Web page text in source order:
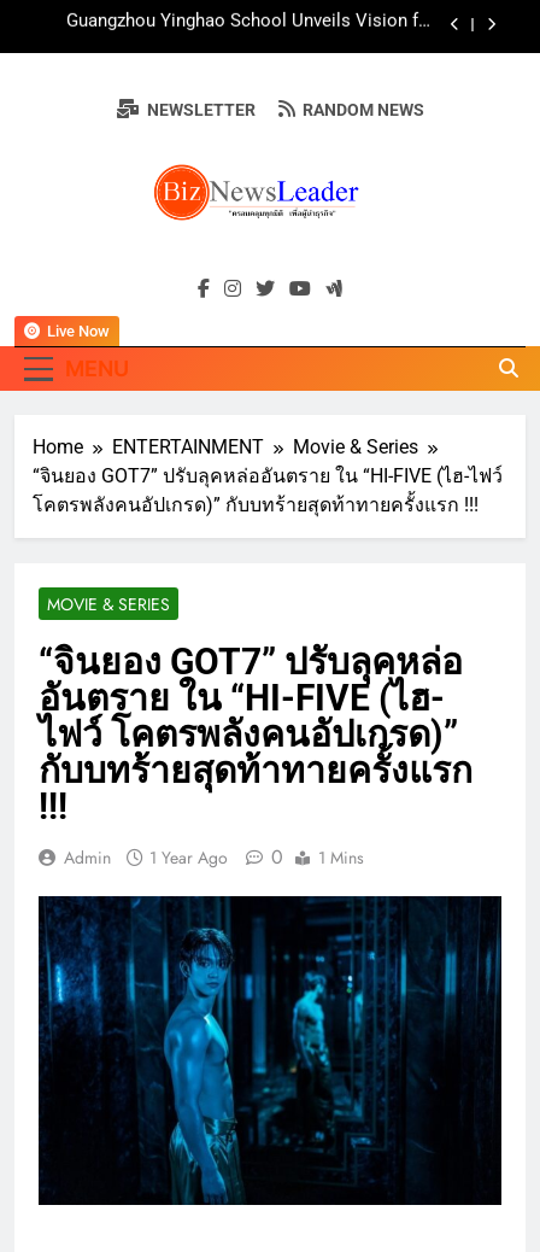
AirAsia X SEE FAH พันธมิตรทางธุรกิจยาวนานกว่า
ทางวิชาการและการตลาดเชิงรุก แนะเคล็ดลับปรับ
ธุรกิจท่องเที่ยวไทย “ขายได้ ขายดี ขายนาน”
สืบสานพุทธศาสนา สร้างสังคมปลอดเหล้า ภายใต้
แนวคิด “90 วัน เก็บแต้มสุขภาพดี สิ่งดีๆ จะเกิดขึ้น”
Guangzhou Yinghao School Unveils Vision for
Future-Ready Education
“ข้าวหน้าไก่ราชวงศ์” พุ่งทะยานสู่น่านฟ้า
ททท. ร่วมมือกับ จุฬาลงกรณ์มหาวิทยาลัย จัดสัมมนา
ธุรกิจท่องเที่ยวไทย “ขายได้ ขายดี ขายนาน”
BIZNEWSLEADER
"ครอบคลุมทุกมิติ เพื่อ…ผู้นำธุรกิจ"
NEWSLETTER RANDOM NEWS
MENU
Live Now
Home ENTERTAINMENT
Movie & Series
“จินยอง GOT7” ปรับลุคหล่ออันตราย ใน “HI-FIVE (ไฮ-ไฟว์
โคตรพลังคนอัปเกรด)” กับบทร้ายสุดท้าทายครั้งแรก !!!
MOVIE & SERIES
“จินยอง GOT7” ปรับลุคหล่อ
อันตราย ใน “HI-FIVE (ไฮ-
ไฟว์ โคตรพลังคนอัปเกรด)”
กับบทร้ายสุดท้าทายครั้งแรก
!!!
Admin 1 Year Ago 0 1 Mins